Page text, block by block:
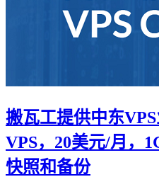
搬瓦工提供中东
VPS，20美元/月，
快照和备份